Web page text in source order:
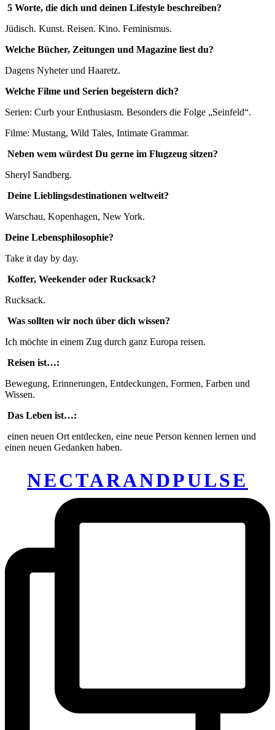
5 Worte, die dich und deinen Lifestyle beschreiben?
Jüdisch. Kunst. Reisen. Kino. Feminismus.
Welche Bücher, Zeitungen und Magazine liest du?
Dagens Nyheter und Haaretz.
Welche Filme und Serien begeistern dich?
Serien: Curb your Enthusiasm. Besonders die Folge „Seinfeld“.
Filme: Mustang, Wild Tales, Intimate Grammar.
Neben wem würdest Du gerne im Flugzeug sitzen?
Sheryl Sandberg.
Deine Lieblingsdestinationen weltweit?
Warschau, Kopenhagen, New York.
Deine Lebensphilosophie?
Take it day by day.
Koffer, Weekender oder Rucksack?
Rucksack.
Was sollten wir noch über dich wissen?
Ich möchte in einem Zug durch ganz Europa reisen.
Reisen ist…:
Bewegung, Erinnerungen, Entdeckungen, Formen, Farben und
Wissen.
Das Leben ist…:
einen neuen Ort entdecken, eine neue Person kennen lernen und
einen neuen Gedanken haben.
NECTARANDPULSE